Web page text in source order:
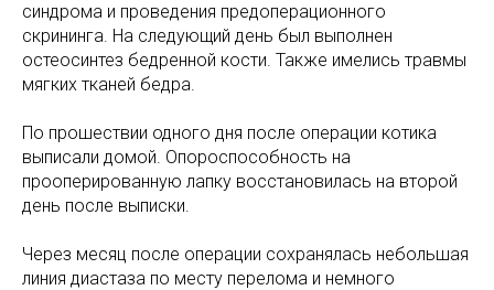
синдрома и проведения предоперационного
скрининга. На следующий день был выполнен
остеосинтез бедренной кости. Также имелись травмы
мягких тканей бедра.
По прошествии одного дня после операции котика
выписали домой. Опороспособность на
прооперированную лапку восстановилась на второй
день после выписки.
Через месяц после операции сохранялась небольшая
линия диастаза по месту перелома и немного